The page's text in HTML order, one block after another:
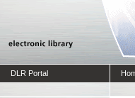
DLR Portal